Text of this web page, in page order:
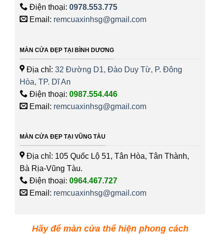
Điện thoại: 0978.553.775
Email: remcuaxinhsg@gmail.com
MÀN CỬA ĐẸP TẠI BÌNH DƯƠNG
Địa chỉ: 32 Đường D1, Đào Duy Từ, P. Đông
Hòa, TP. Dĩ An
Điện thoại: 0987.554.446
Email: remcuaxinhsg@gmail.com
MÀN CỬA ĐẸP TẠI VŨNG TÀU
Địa chỉ: 105 Quốc Lộ 51, Tân Hòa, Tân Thành,
Bà Rịa-Vũng Tàu.
Điện thoại: 0964.467.727
Email: remcuaxinhsg@gmail.com
Hãy để màn cửa thể hiện phong cách